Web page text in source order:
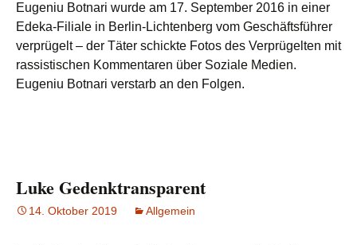
Eugeniu Botnari wurde am 17. September 2016 in einer
Edeka-Filiale in Berlin-Lichtenberg vom Geschäftsführer
verprügelt – der Täter schickte Fotos des Verprügelten mit
rassistischen Kommentaren über Soziale Medien.
Eugeniu Botnari verstarb an den Folgen.
Luke Gedenktransparent
14. Oktober 2019 Allgemein